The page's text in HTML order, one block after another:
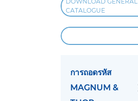
CATALOGUE
การถอดรหัส
MAGNUM &